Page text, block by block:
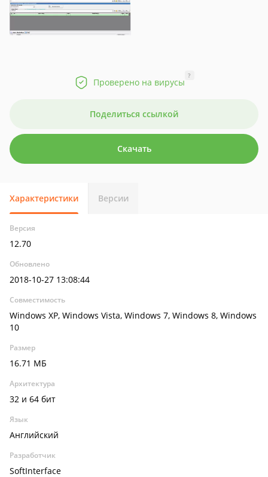
Проверено на вирусы
?
Поделиться ссылкой
Скачать
Характеристики Версии
Версия
12.70
Обновлено
2018-10-27 13:08:44
Совместимость
Windows XP, Windows Vista, Windows 7, Windows 8, Windows
10
Размер
16.71 МБ
Архитектура
32 и 64 бит
Язык
Английский
Разработчик
SoftInterface